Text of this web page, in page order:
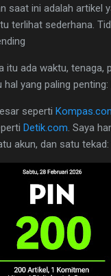
saat ini adalah artikel
terlihat sederhana.
itu ada waktu, tenaga,
yang paling penting:
seperti
Detik.com . Saya
akun, dan satu tekad: